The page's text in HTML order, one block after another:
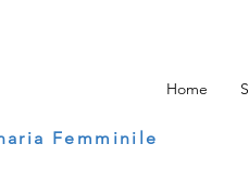
Home
Femminile